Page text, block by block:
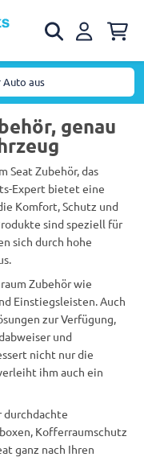
Auto aus
genau
Seat Zubehör, das
Expert bietet eine
Komfort, Schutz und
sind speziell für
sich durch hohe
Zubehör wie
Einstiegsleisten. Auch
zur Verfügung,
und
nicht nur die
ihm auch ein
Kofferraumschutz
ganz nach Ihren